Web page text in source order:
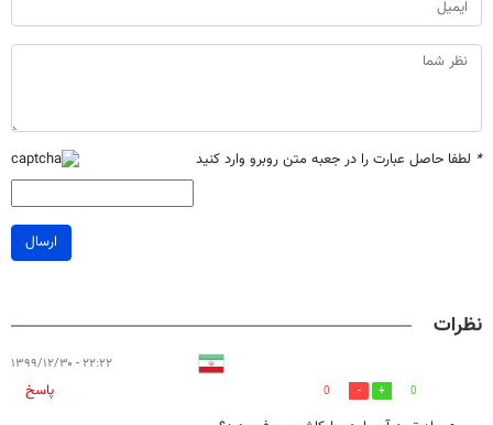
* لطفا حاصل عبارت را در جعبه متن روبرو وارد کنید
ارسال
نظرات
۲۲:۲۲ - ۱۳۹۹/۱۲/۳۰
0
0
پاسخ